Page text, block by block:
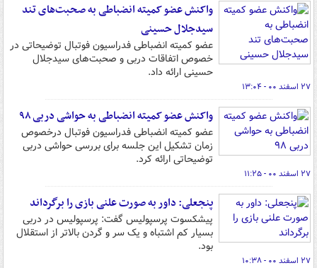
واکنش عضو کمیته انضباطی به صحبت‌های تند
سیدجلال حسینی
عضو کمیته انضباطی فدراسیون فوتبال توضیحاتی در
خصوص اتفاقات دربی و صحبت‌های سیدجلال
حسینی ارائه داد.
۲۷ اسفند ۰۰ - ۱۳:۰۴
واکنش عضو کمیته انضباطی به حواشی دربی ۹۸
عضو کمیته انضباطی فدراسیون فوتبال درخصوص
زمان تشکیل این جلسه برای بررسی حواشی دربی
توضیحاتی ارائه کرد.
۲۷ اسفند ۰۰ - ۱۱:۲۵
پنجعلی: داور به صورت علنی بازی را برگرداند
پیشکسوت پرسپولیس گفت: پرسپولیس در دربی
بسیار کم اشتباه و یک سر و گردن بالاتر از استقلال
بود.
۲۷ اسفند ۰۰ - ۱۰:۳۸